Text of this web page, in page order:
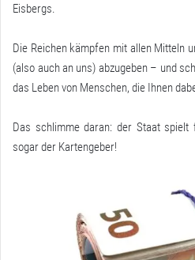
Eisbergs.
Die Reichen kämpfen mit allen Mitteln
(also auch an uns) abzugeben – und
das Leben von Menschen, die Ihnen
Das schlimme daran: der Staat
sogar der Kartengeber!